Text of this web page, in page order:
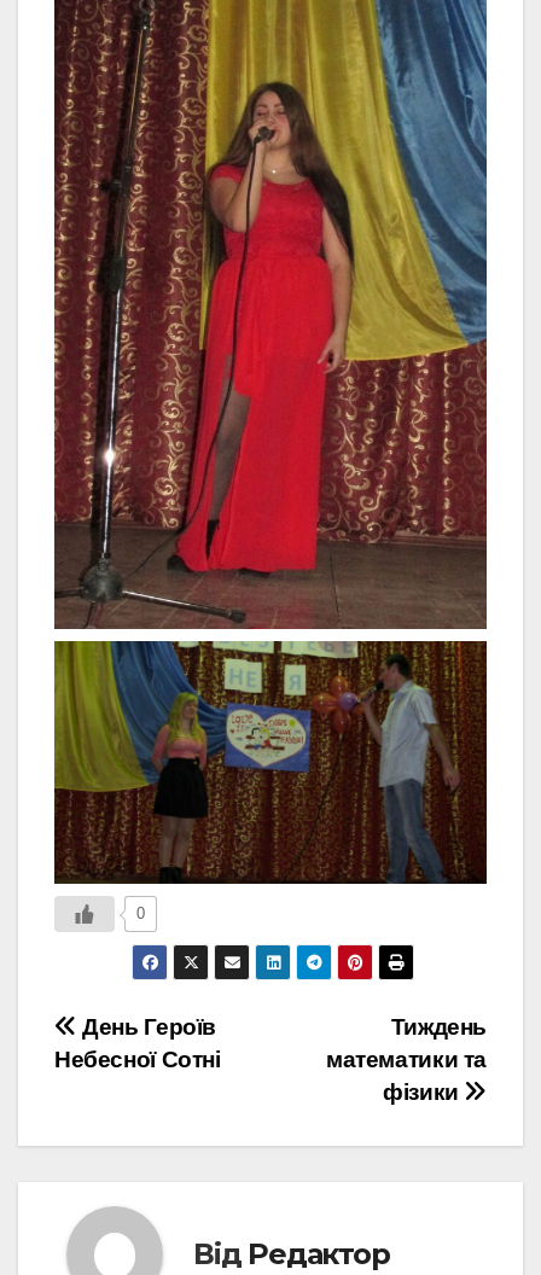
0
Навігація
Тиждень
математики та
фізики
День Героїв
Небесної Сотні
Від Редактор